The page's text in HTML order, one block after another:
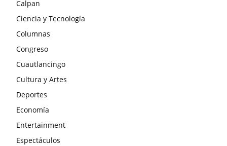
Calpan
Ciencia y Tecnología
Columnas
Congreso
Cuautlancingo
Cultura y Artes
Deportes
Economía
Entertainment
Espectáculos